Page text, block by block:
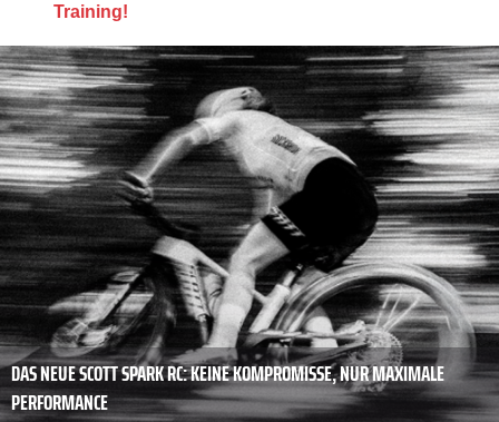
Training!
DAS NEUE SCOTT SPARK RC: KEINE KOMPROMISSE, NUR MAXIMALE
PERFORMANCE